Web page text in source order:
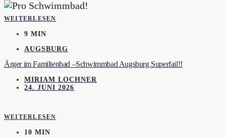
WEITERLESEN
9 MIN
AUGSBURG
Ärger im Familienbad –Schwimmbad Augsburg Superfail!!
MIRIAM LOCHNER
24. JUNI 2026
WEITERLESEN
10 MIN